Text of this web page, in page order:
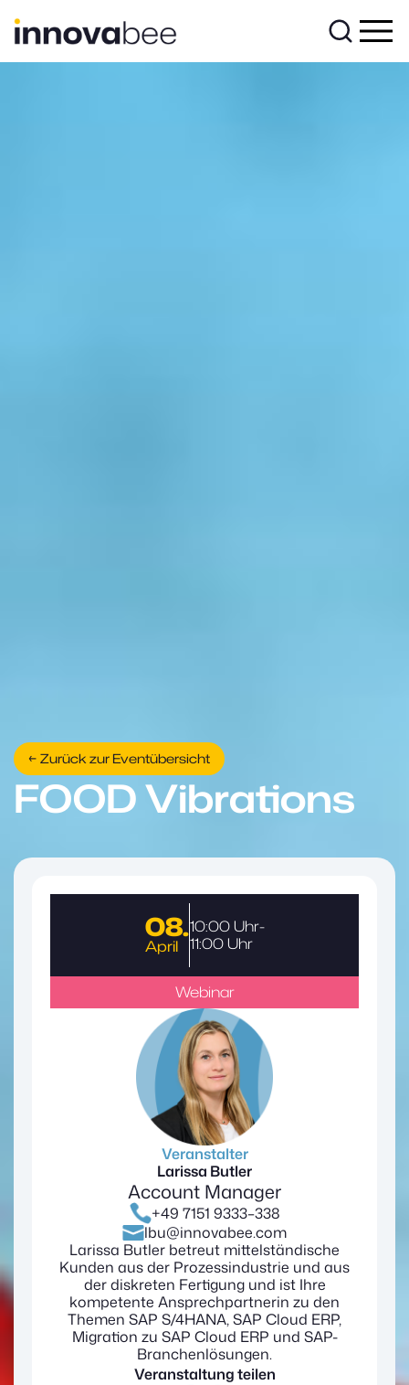
← Zurück zur Eventübersicht
FOOD Vibrations
08.
April
10:00 Uhr-
11:00 Uhr
Webinar
Veranstalter
Larissa Butler
Account Manager
+49 7151 9333–338
lbu@innovabee.com
Larissa Butler betreut mittelständische
Kunden aus der Prozessindustrie und aus
der diskreten Fertigung und ist Ihre
kompetente Ansprechpartnerin zu den
Themen SAP S/4HANA, SAP Cloud ERP,
Migration zu SAP Cloud ERP und SAP-
Branchenlösungen.
Veranstaltung teilen